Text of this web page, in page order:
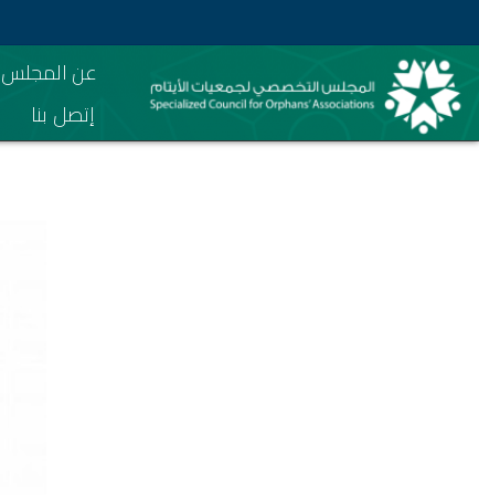
عن المجلس
إتصل بنا